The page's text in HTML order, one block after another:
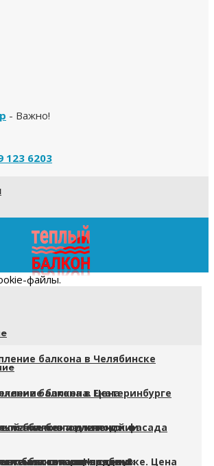
- Важно!
123 6203
балкона в Челябинске
балкона в Екатеринбурге
балкон под ключ
ли смежную стену?
балкона. Цена
без изменений фасада
«вторым рядом»
балкона или лоджии
балкона или лоджии
балкона в Челябинске. Цена
файлы.